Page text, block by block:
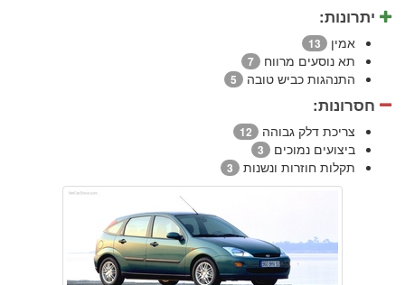
יתרונות:
אמין 13
תא נוסעים מרווח 7
התנהגות כביש טובה 5
חסרונות:
צריכת דלק גבוהה 12
ביצועים נמוכים 3
תקלות חוזרות ונשנות 3